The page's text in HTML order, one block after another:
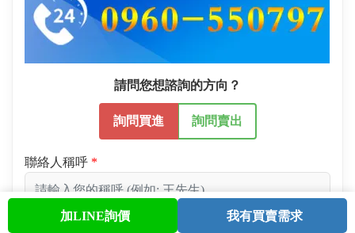
股票查詢 與我聯繫 會員中心
請問您想諮詢的方向？
詢問買進 詢問賣出
聯絡人稱呼
加LINE詢價 我有買賣需求